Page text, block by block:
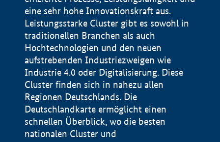
eine sehr hohe Innovationskraft aus.
Leistungsstarke Cluster gibt es sowohl in
traditionellen Branchen als auch
Hochtechnologien und den neuen
aufstrebenden Industriezweigen wie
Industrie 4.0 oder Digitalisierung. Diese
Cluster finden sich in nahezu allen
Regionen Deutschlands. Die
Deutschlandkarte ermöglicht einen
schnellen Überblick, wo die besten
nationalen Cluster und